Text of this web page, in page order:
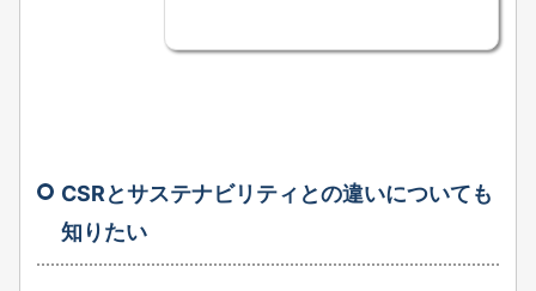
CSRとサステナビリティとの違いについても
知りたい